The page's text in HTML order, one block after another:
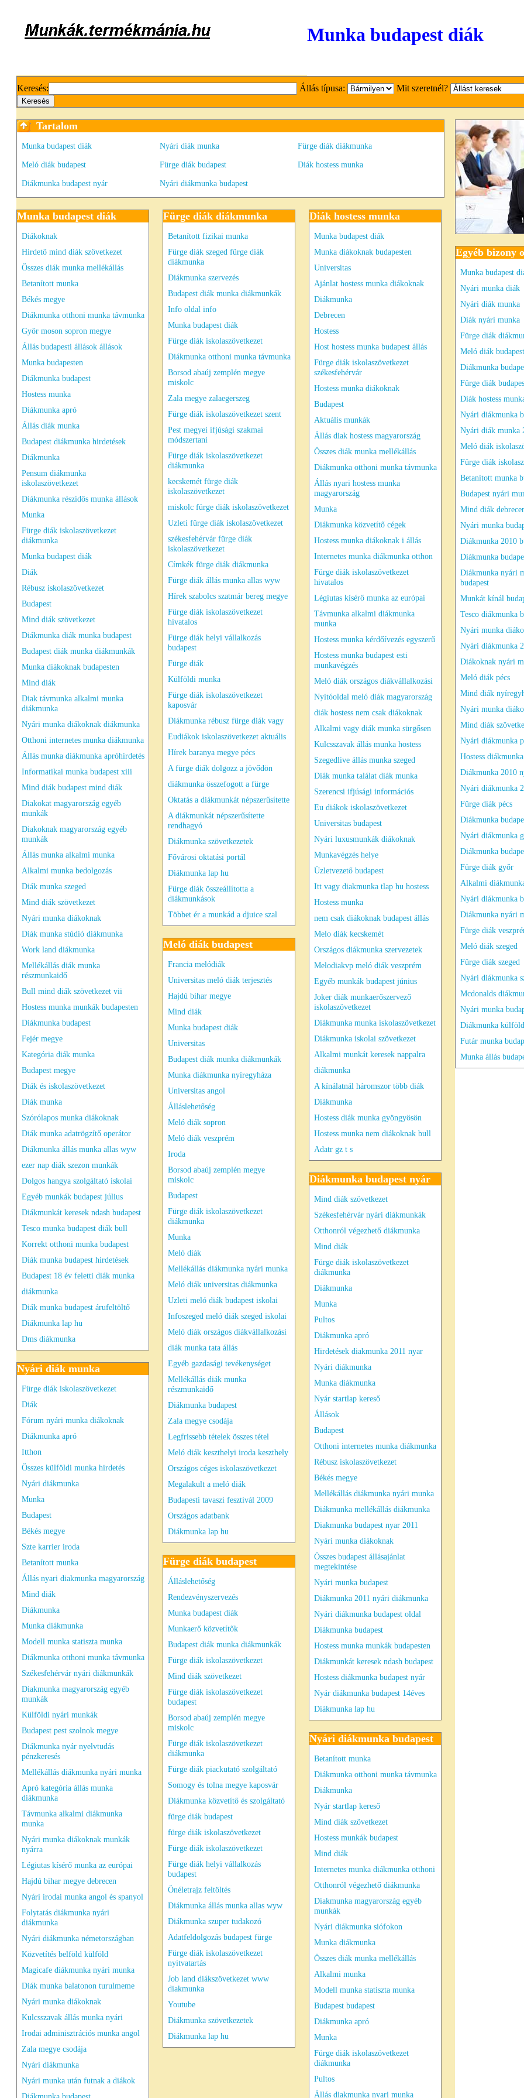
Munka budapest diák
Keresés: Állás típusa: Mit szeretnél?
Tartalom
Munka budapest diák Nyári diák munka
Fürge diák diákmunka
Meló diák budapest
Fürge diák budapest
Diák hostess munka
Diákmunka budapest nyár
Nyári diákmunka budapest
Munka budapest diák
Diákoknak
Hirdető mind diák szövetkezet
Összes diák munka mellékállás
Betanított munka
Békés megye
Diákmunka otthoni munka távmunka
Győr moson sopron megye
Állás budapesti állások állások
Munka budapesten
Diákmunka budapest
Hostess munka
Diákmunka apró
Állás diák munka
Budapest diákmunka hirdetések
Diákmunka
Pensum diákmunka
iskolaszövetkezet
Diákmunka részidős munka állások
Munka
Fürge diák iskolaszövetkezet
diákmunka
Munka budapest diák
Diák
Rébusz iskolaszövetkezet
Budapest
Mind diák szövetkezet
Diákmunka diák munka budapest
Budapest diák munka diákmunkák
Munka diákoknak budapesten
Mind diák
Diak távmunka alkalmi munka
diákmunka
Nyári munka diákoknak diákmunka
Otthoni internetes munka diákmunka
Állás munka diákmunka apróhirdetés
Informatikai munka budapest xiii
Mind diák budapest mind diák
Diakokat magyarország egyéb
munkák
Diakoknak magyarország egyéb
munkák
Állás munka alkalmi munka
Alkalmi munka bedolgozás
Diák munka szeged
Mind diák szövetkezet
Nyári munka diákoknak
Diák munka stúdió diákmunka
Work land diákmunka
Mellékállás diák munka
részmunkaidő
Bull mind diák szövetkezet vii
Hostess munka munkák budapesten
Diákmunka budapest
Fejér megye
Kategória diák munka
Budapest megye
Diák és iskolaszövetkezet
Diák munka
Szórólapos munka diákoknak
Diák munka adatrögzítő operátor
Diákmunka állás munka allas wyw
ezer nap diák szezon munkák
Dolgos hangya szolgáltató iskolai
Egyéb munkák budapest július
Diákmunkát keresek ndash budapest
Tesco munka budapest diák bull
Korrekt otthoni munka budapest
Diák munka budapest hirdetések
Budapest 18 év feletti diák munka
diákmunka
Diák munka budapest árufeltöltő
Diákmunka lap hu
Dms diákmunka
Nyári diák munka
Fürge diák iskolaszövetkezet
Diák
Fórum nyári munka diákoknak
Diákmunka apró
Itthon
Összes külföldi munka hirdetés
Nyári diákmunka
Munka
Budapest
Békés megye
Szte karrier iroda
Betanított munka
Állás nyari diakmunka magyarország
Mind diák
Diákmunka
Munka diákmunka
Modell munka statiszta munka
Diákmunka otthoni munka távmunka
Székesfehérvár nyári diákmunkák
Diakmunka magyarország egyéb
munkák
Külföldi nyári munkák
Budapest pest szolnok megye
Diákmunka nyár nyelvtudás
pénzkeresés
Mellékállás diákmunka nyári munka
Apró kategória állás munka
diákmunka
Távmunka alkalmi diákmunka
munka
Nyári munka diákoknak munkák
nyárra
Légiutas kísérő munka az európai
Hajdú bihar megye debrecen
Nyári irodai munka angol és spanyol
Folytatás diákmunka nyári
diákmunka
Nyári diákmunka németországban
Közvetítés belföld külföld
Magicafe diákmunka nyári munka
Diák munka balatonon turulmeme
Nyári munka diákoknak
Kulcsszavak állás munka nyári
Irodai adminisztrációs munka angol
Zala megye csodája
Nyári diákmunka
Nyári munka után futnak a diákok
Fürge diák diákmunka
Betanított fizikai munka
Fürge diák szeged fürge diák
diákmunka
Diákmunka szervezés
Budapest diák munka diákmunkák
Info oldal info
Munka budapest diák
Fürge diák iskolaszövetkezet
Diákmunka otthoni munka távmunka
Borsod abaúj zemplén megye
miskolc
Zala megye zalaegerszeg
Fürge diák iskolaszövetkezet szent
Pest megyei ifjúsági szakmai
módszertani
Fürge diák iskolaszövetkezet
diákmunka
kecskemét fürge diák
iskolaszövetkezet
miskolc fürge diák iskolaszövetkezet
Uzleti fürge diák iskolaszövetkezet
székesfehérvár fürge diák
iskolaszövetkezet
Címkék fürge diák diákmunka
Fürge diák állás munka allas wyw
Hírek szabolcs szatmár bereg megye
Fürge diák iskolaszövetkezet
hivatalos
Fürge diák helyi vállalkozás
budapest
Fürge diák
Külföldi munka
Fürge diák iskolaszövetkezet
kaposvár
Diákmunka rébusz fürge diák vagy
Eudiákok iskolaszövetkezet aktuális
Hírek baranya megye pécs
A fürge diák dolgozz a jövődön
diákmunka összefogott a fürge
Oktatás a diákmunkát népszerűsítette
A diákmunkát népszerűsítette
rendhagyó
Diákmunka szövetkezetek
Fővárosi oktatási portál
Diákmunka lap hu
Fürge diák összeállította a
diákmunkások
Többet ér a munkád a djuice szal
Meló diák budapest
Francia melódiák
Universitas meló diák terjesztés
Hajdú bihar megye
Mind diák
Munka budapest diák
Universitas
Budapest diák munka diákmunkák
Munka diákmunka nyíregyháza
Universitas angol
Álláslehetőség
Meló diák sopron
Meló diák veszprém
Iroda
Borsod abaúj zemplén megye
miskolc
Budapest
Fürge diák iskolaszövetkezet
diákmunka
Munka
Meló diák
Mellékállás diákmunka nyári munka
Meló diák universitas diákmunka
Uzleti meló diák budapest iskolai
Infoszeged meló diák szeged iskolai
Meló diák országos diákvállalkozási
diák munka tata állás
Egyéb gazdasági tevékenységet
Mellékállás diák munka
részmunkaidő
Diákmunka budapest
Zala megye csodája
Legfrissebb tételek összes tétel
Meló diák keszthelyi iroda keszthely
Országos céges iskolaszövetkezet
Megalakult a meló diák
Budapesti tavaszi fesztivál 2009
Országos adatbank
Diákmunka lap hu
Fürge diák budapest
Álláslehetőség
Rendezvényszervezés
Munka budapest diák
Munkaerő közvetítők
Budapest diák munka diákmunkák
Fürge diák iskolaszövetkezet
Mind diák szövetkezet
Fürge diák iskolaszövetkezet
budapest
Borsod abaúj zemplén megye
miskolc
Fürge diák iskolaszövetkezet
diákmunka
Fürge diák piackutató szolgáltató
Somogy és tolna megye kaposvár
Diákmunka közvetítő és szolgáltató
fürge diák budapest
fürge diák iskolaszövetkezet
Fürge diák iskolaszövetkezet
Fürge diák helyi vállalkozás
budapest
Önéletrajz feltöltés
Diákmunka állás munka allas wyw
Diákmunka szuper tudakozó
Adatfeldolgozás budapest fürge
Fürge diák iskolaszövetkezet
nyitvatartás
Job land diákszövetkezet www
diakmunka
Youtube
Diákmunka szövetkezetek
Diákmunka lap hu
Diák hostess munka
Munka budapest diák
Munka diákoknak budapesten
Universitas
Ajánlat hostess munka diákoknak
Diákmunka
Debrecen
Hostess
Host hostess munka budapest állás
Fürge diák iskolaszövetkezet
székesfehérvár
Hostess munka diákoknak
Budapest
Aktuális munkák
Állás diak hostess magyarország
Összes diák munka mellékállás
Diákmunka otthoni munka távmunka
Állás nyari hostess munka
magyarország
Munka
Diákmunka közvetítő cégek
Hostess munka diákoknak i állás
Internetes munka diákmunka otthon
Fürge diák iskolaszövetkezet
hivatalos
Légiutas kísérő munka az európai
Távmunka alkalmi diákmunka
munka
Hostess munka kérdőívezés egyszerű
Hostess munka budapest esti
munkavégzés
Meló diák országos diákvállalkozási
Nyitóoldal meló diák magyarország
diák hostess nem csak diákoknak
Alkalmi vagy diák munka sürgősen
Kulcsszavak állás munka hostess
Szegedlive állás munka szeged
Diák munka találat diák munka
Szerencsi ifjúsági információs
Eu diákok iskolaszövetkezet
Universitas budapest
Nyári luxusmunkák diákoknak
Munkavégzés helye
Üzletvezető budapest
Itt vagy diakmunka tlap hu hostess
Hostess munka
nem csak diákoknak budapest állás
Melo diák kecskemét
Országos diákmunka szervezetek
Melodiakvp meló diák veszprém
Egyéb munkák budapest június
Joker diák munkaerőszervező
iskolaszövetkezet
Diákmunka munka iskolaszövetkezet
Diákmunka iskolai szövetkezet
Alkalmi munkát keresek nappalra
diákmunka
A kínálatnál háromszor több diák
Diákmunka
Hostess diák munka gyöngyösön
Hostess munka nem diákoknak bull
Adatr gz t s
Diákmunka budapest nyár
Mind diák szövetkezet
Székesfehérvár nyári diákmunkák
Otthonról végezhető diákmunka
Mind diák
Fürge diák iskolaszövetkezet
diákmunka
Diákmunka
Munka
Pultos
Diákmunka apró
Hirdetések diakmunka 2011 nyar
Nyári diákmunka
Munka diákmunka
Nyár startlap kereső
Állások
Budapest
Otthoni internetes munka diákmunka
Rébusz iskolaszövetkezet
Békés megye
Mellékállás diákmunka nyári munka
Diákmunka mellékállás diákmunka
Diakmunka budapest nyar 2011
Nyári munka diákoknak
Összes budapest állásajánlat
megtekintése
Nyári munka budapest
Diákmunka 2011 nyári diákmunka
Nyári diákmunka budapest oldal
Diákmunka budapest
Hostess munka munkák budapesten
Diákmunkát keresek ndash budapest
Hostess diákmunka budapest nyár
Nyár diákmunka budapest 14éves
Diákmunka lap hu
Nyári diákmunka budapest
Betanított munka
Diákmunka otthoni munka távmunka
Diákmunka
Nyár startlap kereső
Mind diák szövetkezet
Hostess munkák budapest
Mind diák
Internetes munka diákmunka otthoni
Otthonról végezhető diákmunka
Diakmunka magyarország egyéb
munkák
Nyári diákmunka siófokon
Munka diákmunka
Összes diák munka mellékállás
Alkalmi munka
Modell munka statiszta munka
Budapest budapest
Diákmunka apró
Munka
Fürge diák iskolaszövetkezet
diákmunka
Pultos
Állás diakmunka nyari munka
Egyéb bizony
Munka budapest
Nyári munka diák
Nyári diák munka
Diák nyári munka
Fürge diák
Meló diák budapest
Diákmunka
Fürge diák
Diák hostess
Nyári diákmunka
Nyári diák munka
Meló diák
Fürge diák
Betanitott munka
Budapest nyári
Mind diák
Nyári munka
Diákmunka 2010
Diákmunka
Diákmunka nyári
budapest
Munkát kínál
Tesco diákmunka
Nyári munka
Nyári diákmunka
Diákoknak nyári
Meló diák pécs
Mind diák
Nyári munka
Mind diák
Nyári diákmunka
Hostess
Diákmunka 2010
Nyári diákmunka
Fürge diák pécs
Diákmunka
Nyári diákmunka
Diákmunka
Fürge diák győr
Alkalmi
Nyári diákmunka
Diákmunka nyári
Fürge diák
Meló diák szeged
Fürge diák szeged
Nyári diákmunka
Mcdonalds
Nyári munka
Diákmunka
Futár munka
Munka állás